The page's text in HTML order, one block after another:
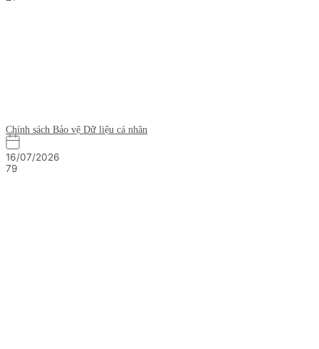
Chính sách Bảo vệ Dữ liệu cá nhân
16/07/2026
79